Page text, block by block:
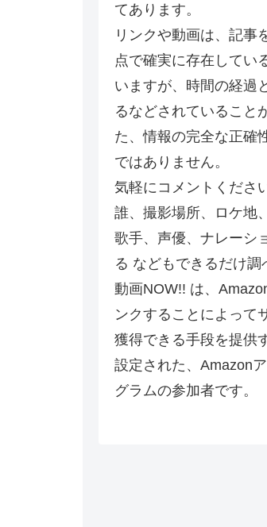
てあります。
リンクや動画は、記事
点で確実に存在してい
いますが、時間の経過
るなどされていること
た、情報の完全な正確
ではありません。
気軽にコメントくださ
誰、撮影場所、ロケ地
歌手、声優、ナレーシ
る などもできるだけ調
動画NOW!! は、
ンクすることによって
獲得できる手段を提供
設定された、Amazon
グラムの参加者です。